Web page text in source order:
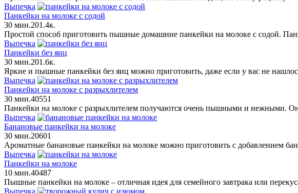
Выпечка
Панкейки на молоке с содой
30 мин.201.4к.
Простой способ приготовить пышные домашние панкейки на молоке с содой.
Выпечка
Панкейки без яиц
30 мин.201.6к.
Яркие и пышные панкейки без яиц можно приготовить, даже если у вас не
Выпечка
Панкейки на молоке с разрыхлителем
30 мин.40551
Панкейки на молоке с разрыхлителем получаются очень пышными и нежными.
Выпечка
Банановые панкейки на молоке
30 мин.20601
Ароматные банановые панкейки на молоке можно приготовить с добавлением
Выпечка
Панкейки на молоке
10 мин.40487
Пышные панкейки на молоке – отличная идея для семейного завтрака или
Выпечка